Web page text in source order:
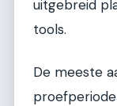
uitgebreid
tools.
De meeste